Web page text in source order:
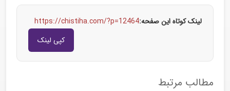
لینک کوتاه این صفحه:https://chistiha.com/?p=12464
کپی لینک
مطالب مرتبط